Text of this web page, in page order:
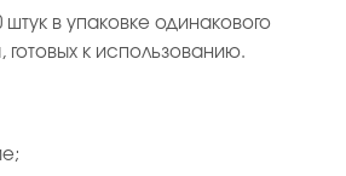
штук в упаковке одинакового
к использованию.